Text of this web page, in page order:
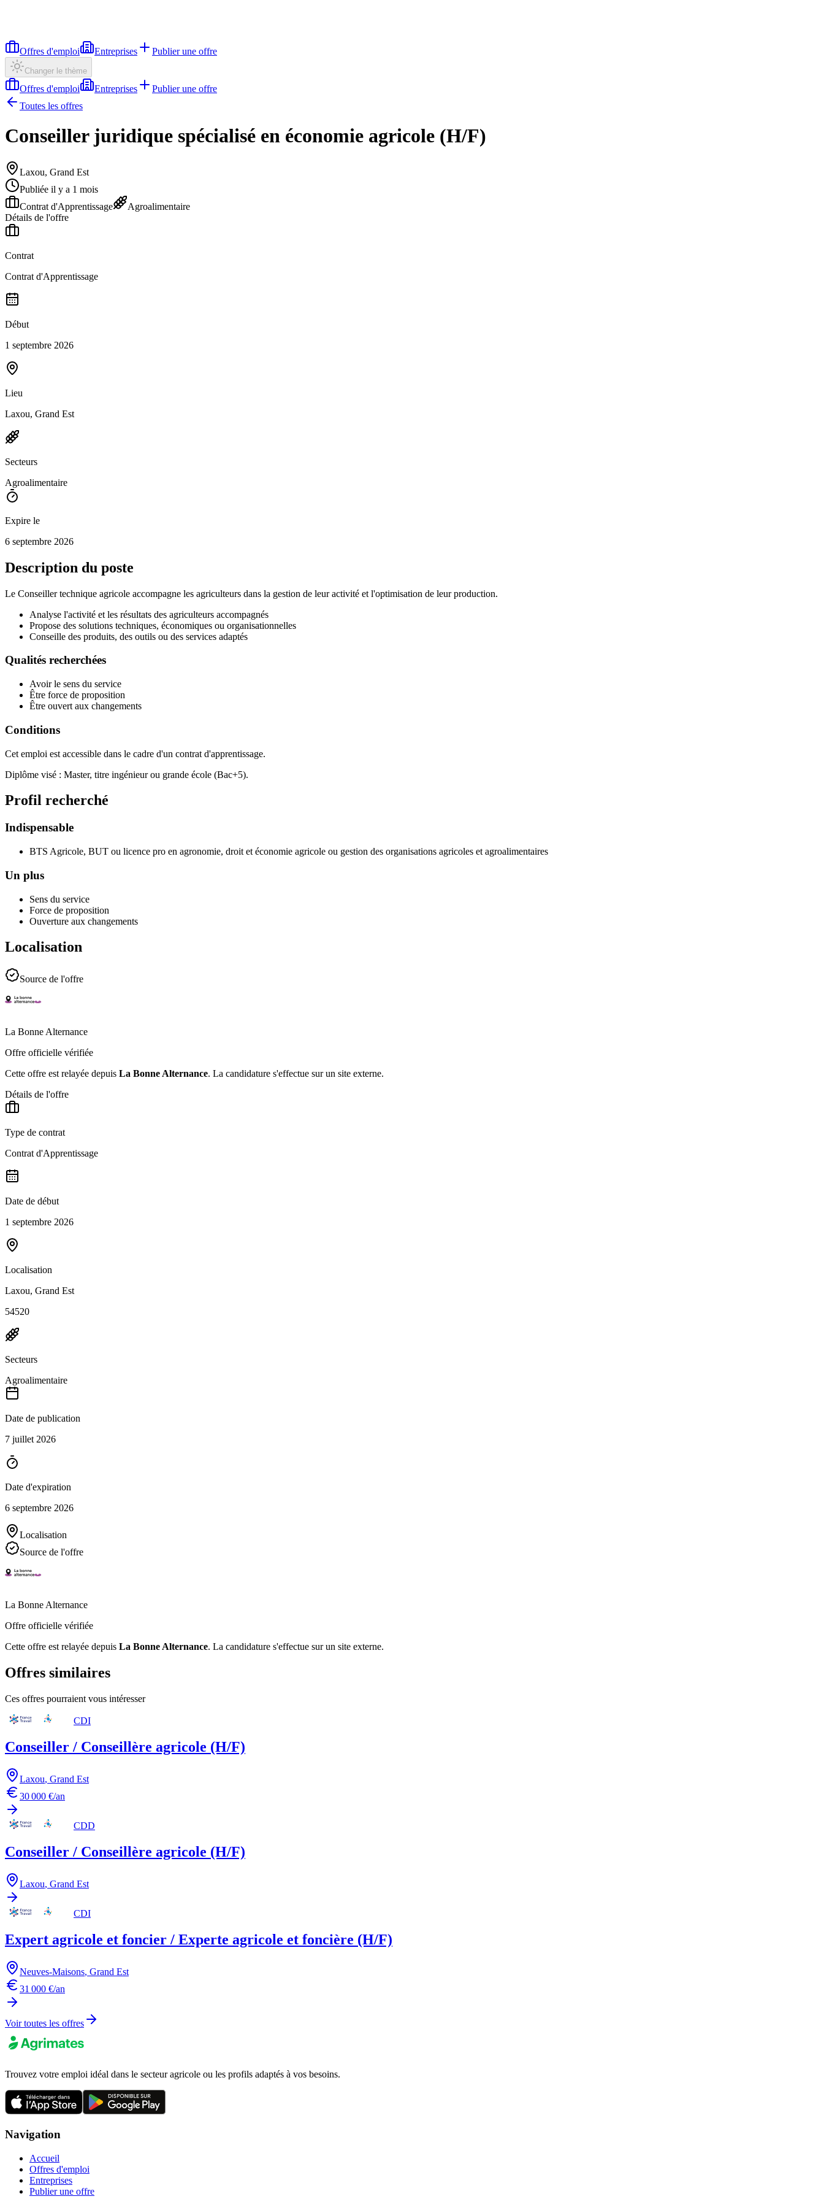
Offres d'emploi Entreprises Publier une offre
Changer le thème
Offres d'emploi Entreprises
Publier une offre
Toutes les offres
Conseiller juridique spécialisé en économie agricole (H/F)
Laxou, Grand Est
Publiée il y a 1 mois
Contrat d'Apprentissage
Agroalimentaire
Détails de l'offre
Contrat
Contrat d'Apprentissage
Début
1 septembre 2026
Lieu
Laxou, Grand Est
Secteurs
Agroalimentaire
Expire le
6 septembre 2026
Description du poste
Le Conseiller technique agricole accompagne les agriculteurs dans la gestion de leur activité et l'optimisation de leur production.
Analyse l'activité et les résultats des agriculteurs accompagnés
Propose des solutions techniques, économiques ou organisationnelles
Conseille des produits, des outils ou des services adaptés
Qualités recherchées
Avoir le sens du service
Être force de proposition
Être ouvert aux changements
Conditions
Cet emploi est accessible dans le cadre d'un contrat d'apprentissage.
Diplôme visé : Master, titre ingénieur ou grande école (Bac+5).
Profil recherché
Indispensable
BTS Agricole, BUT ou licence pro en agronomie, droit et économie agricole ou gestion des organisations agricoles et agroalimentaires
Un plus
Sens du service
Force de proposition
Ouverture aux changements
Localisation
Source de l'offre
La Bonne Alternance
Offre officielle vérifiée
Cette offre est relayée depuis La Bonne Alternance. La candidature s'effectue sur un site externe.
Détails de l'offre
Type de contrat
Contrat d'Apprentissage
Date de début
1 septembre 2026
Localisation
Laxou, Grand Est
54520
Secteurs
Agroalimentaire
Date de publication
7 juillet 2026
Date d'expiration
6 septembre 2026
Localisation
Source de l'offre
La Bonne Alternance
Offre officielle vérifiée
Cette offre est relayée depuis La Bonne Alternance. La candidature s'effectue sur un site externe.
Offres similaires
Ces offres pourraient vous intéresser
CDI
Conseiller / Conseillère agricole (H/F)
Laxou, Grand Est
30 000 €/an
CDD
Conseiller / Conseillère agricole (H/F)
Laxou, Grand Est
CDI
Expert agricole et foncier / Experte agricole et foncière (H/F)
Neuves-Maisons, Grand Est
31 000 €/an
Voir toutes les offres
Trouvez votre emploi idéal dans le secteur agricole ou les profils adaptés à vos besoins.
Navigation
Accueil
Offres d'emploi
Entreprises
Publier une offre